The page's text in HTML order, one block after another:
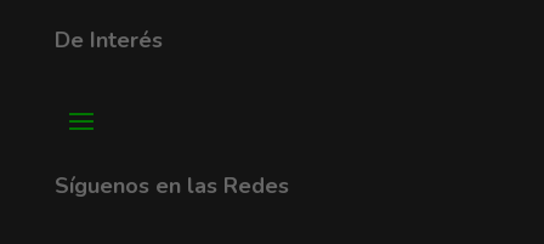
De Interés
Síguenos en las Redes